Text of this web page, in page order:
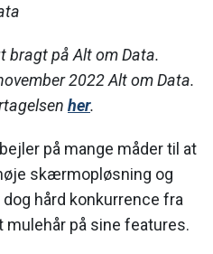
bragt på Alt om Data.
2022 Alt om Data.
her.
på mange måder til at
skærmopløsning og
hård konkurrence fra
mulehår på sine features.